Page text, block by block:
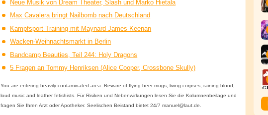
Neue Musik von Dream Theater, Slash und Marko Hietala
Max Cavalera bringt Nailbomb nach Deutschland
Kampfsport-Training mit Maynard James Keenan
Wacken-Weihnachtsmarkt in Berlin
Bandcamp Beauties, Teil 244: Holy Dragons
5 Fragen an Tommy Henriksen (Alice Cooper, Crossbone Skully)
You are entering heavily contaminated area. Beware of flying beer mugs, living corpses, raining blood,
loud music and leather fetishists. Für Risiken und Nebenwirkungen lesen Sie die Kolumnenbeilage und
fragen Sie Ihren Arzt oder Apotheker. Seelischen Beistand bietet 24/7 manuel@laut.de.